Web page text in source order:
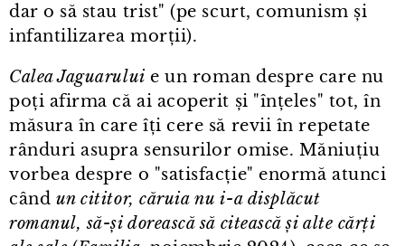
dar o să stau trist" (pe scurt, comunism și
infantilizarea morții).
Calea Jaguarului e un roman despre care nu
poți afirma că ai acoperit și "înțeles" tot, în
măsura în care îți cere să revii în repetate
rânduri asupra sensurilor omise. Măniuțiu
vorbea despre o "satisfacție" enormă atunci
când un cititor, căruia nu i⁠-⁠a displăcut
romanul, să-și dorească să citească și alte cărți